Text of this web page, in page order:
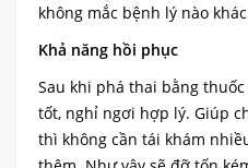
không mắc bệnh lý nào
Khả năng hồi phục
Sau khi phá thai bằng
tốt, nghỉ ngơi hợp lý. Giúp
thì không cần tái khám